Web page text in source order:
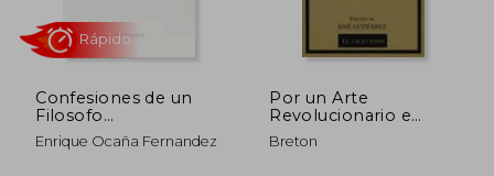
Confesiones de un
Filosofo
Desaparecido en
Combate
Enrique Ocaña Fernandez
Por un Arte
Revolucionario e
Independiente
Breton